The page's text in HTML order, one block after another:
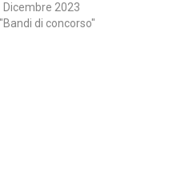
Dicembre 2023
"Bandi di concorso"